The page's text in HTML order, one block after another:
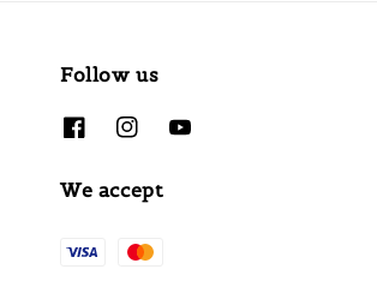
Follow us
We accept